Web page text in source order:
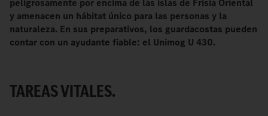
peligrosamente por encima de las islas de Frisia Oriental
y amenacen un hábitat único para las personas y la
naturaleza. En sus preparativos, los guardacostas pueden
contar con un ayudante fiable: el Unimog U 430.
TAREAS VITALES.